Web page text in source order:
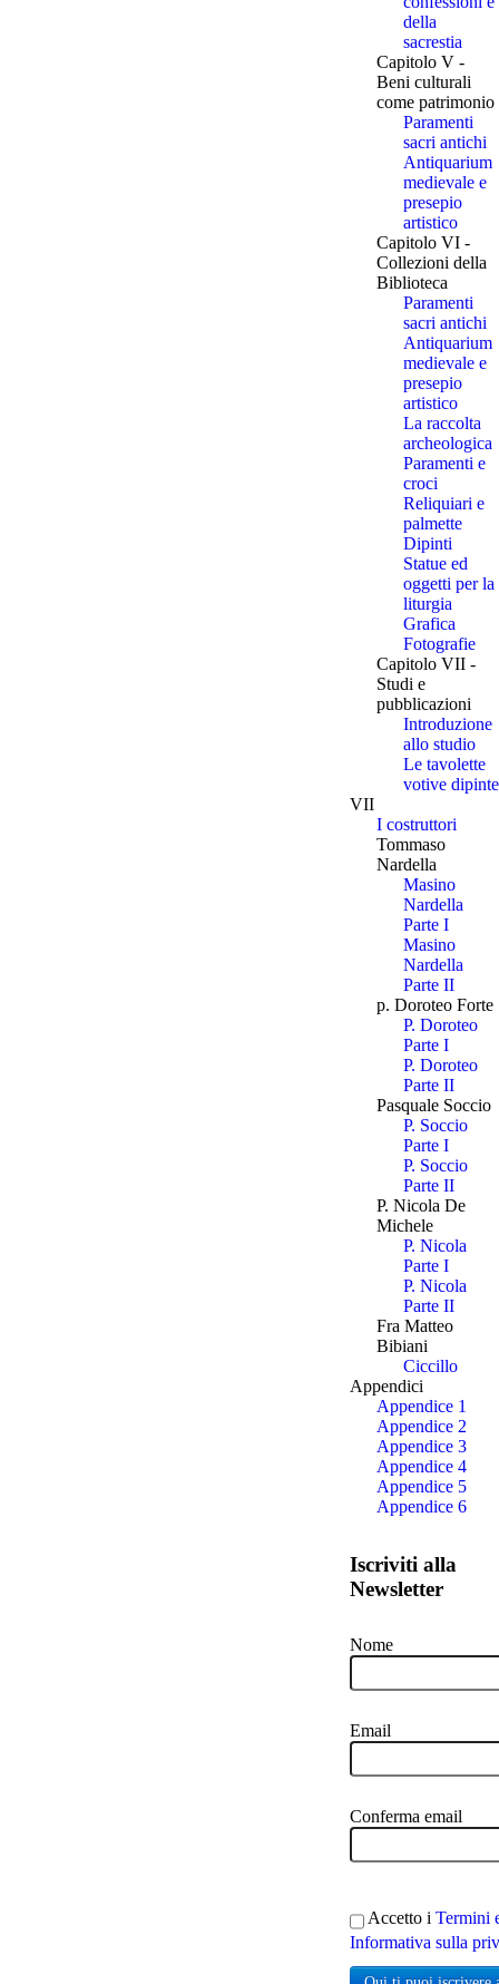
della
sacrestia
Capitolo V -
Beni culturali
come patrimonio
Paramenti
sacri antichi
Antiquarium
medievale e
presepio
artistico
Capitolo VI -
Collezioni della
Biblioteca
Paramenti
sacri antichi
Antiquarium
medievale e
presepio
artistico
La raccolta
archeologica
Paramenti e
croci
Reliquiari e
palmette
Dipinti
Statue ed
oggetti per la
liturgia
Grafica
Fotografie
Capitolo VII -
Studi e
pubblicazioni
Introduzione
allo studio
Le tavolette
votive dipinte
VII
I costruttori
Tommaso
Nardella
Masino
Nardella
Parte I
Masino
Nardella
Parte II
p. Doroteo Forte
P. Doroteo
Parte I
P. Doroteo
Parte II
Pasquale Soccio
P. Soccio
Parte I
P. Soccio
Parte II
P. Nicola De
Michele
P. Nicola
Parte I
P. Nicola
Parte II
Fra Matteo
Bibiani
Ciccillo
Appendici
Appendice 1
Appendice 2
Appendice 3
Appendice 4
Appendice 5
Appendice 6
Iscriviti alla
Newsletter
Nome
Email
Conferma email
Accetto i Termini
Informativa sulla